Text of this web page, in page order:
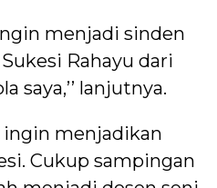
ingin menjadi sinden
Rahayu dari
saya,’’ lanjutnya.
ingin menjadikan
Cukup sampingan